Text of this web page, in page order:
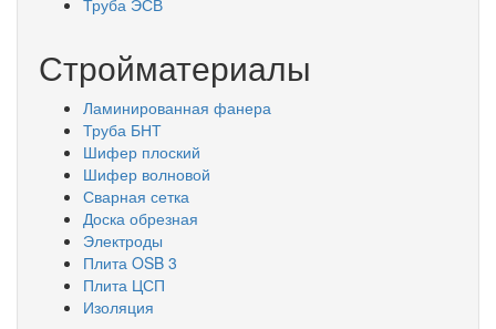
Труба ЭСВ
Стройматериалы
Ламинированная фанера
Труба БНТ
Шифер плоский
Шифер волновой
Сварная сетка
Доска обрезная
Электроды
Плита OSB 3
Плита ЦСП
Изоляция